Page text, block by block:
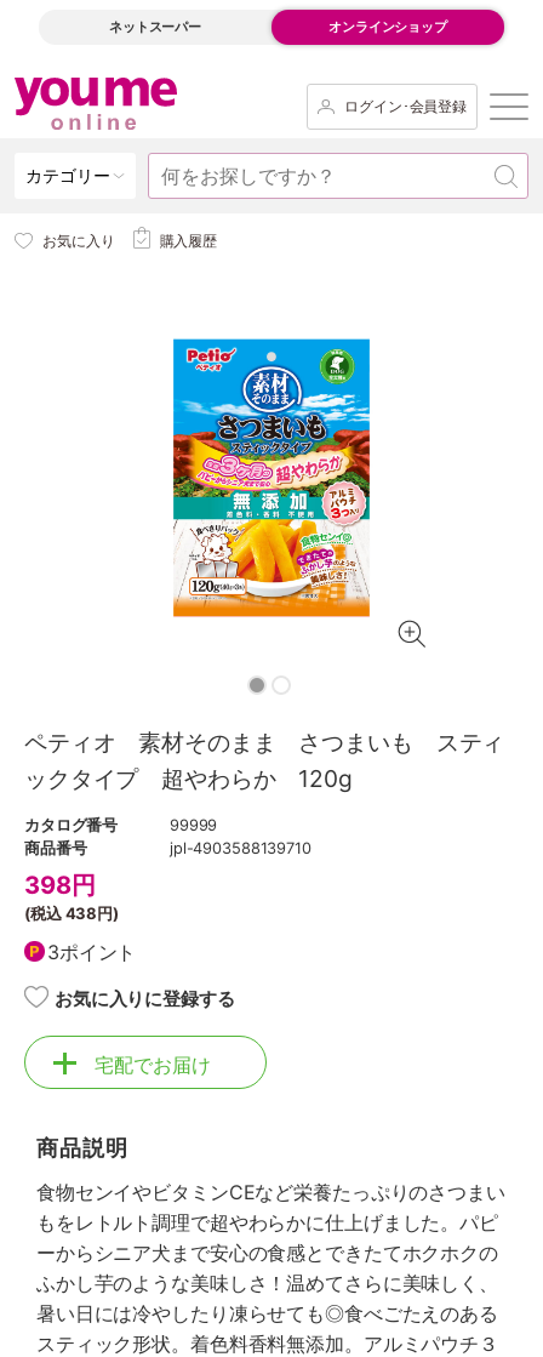
ネットスーパー オンラインショップ
ログイン･会員登録
カテゴリー
お気に入り 購入履歴
ペティオ 素材そのまま さつまいも スティ
ックタイプ 超やわらか 120g
カタログ番号
99999
商品番号
jpl-4903588139710
398円
(税込438円)
3ポイント
お気に入りに登録する
宅配でお届け
商品説明
食物センイやビタミンCEなど栄養たっぷりのさつまい
もをレトルト調理で超やわらかに仕上げました。パピ
ーからシニア犬まで安心の食感とできたてホクホクの
ふかし芋のような美味しさ！温めてさらに美味しく、
暑い日には冷やしたり凍らせても◎食べごたえのある
スティック形状。着色料香料無添加。アルミパウチ３